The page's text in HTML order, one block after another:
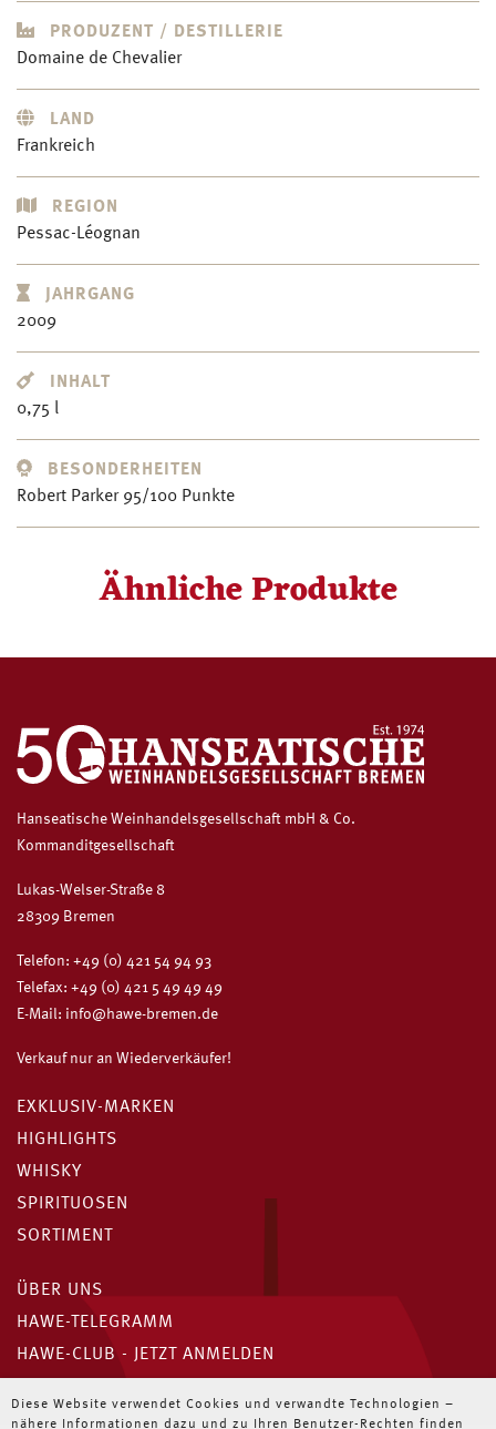
Diese Website verwendet Cookies und verwandte Technologien –
nähere Informationen dazu und zu Ihren Benutzer-Rechten finden
PRODUZENT / DESTILLERIE
Domaine de Chevalier
LAND
Frankreich
REGION
Pessac-Léognan
JAHRGANG
2009
INHALT
0,75 l
BESONDERHEITEN
Robert Parker 95/100 Punkte
Ähnliche Produkte
Hanseatische Weinhandelsgesellschaft mbH & Co.
Kommanditgesellschaft
Lukas-Welser-Straße 8
28309 Bremen
Telefon: +49 (0) 421 54 94 93
Telefax: +49 (0) 421 5 49 49 49
E-Mail: info@hawe-bremen.de
Verkauf nur an Wiederverkäufer!
EXKLUSIV-MARKEN
HIGHLIGHTS
WHISKY
SPIRITUOSEN
SORTIMENT
ÜBER UNS
HAWE-TELEGRAMM
HAWE-CLUB - JETZT ANMELDEN
Unser HAWE-Telegramm